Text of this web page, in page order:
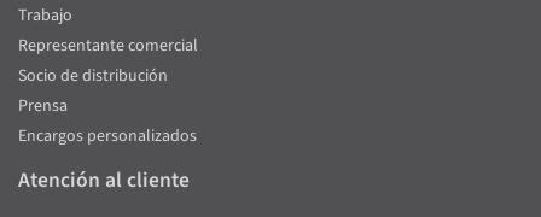
Trabajo
Representante comercial
Socio de distribución
Prensa
Encargos personalizados
Atención al cliente